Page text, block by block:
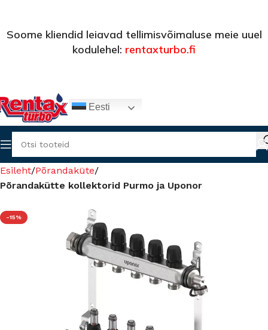
Soome kliendid leiavad tellimisvõimaluse meie uuel
kodulehel: rentaxturbo.fi
Eesti
Esileht Põrandaküte
Põrandakütte kollektorid Purmo ja Uponor
-15%